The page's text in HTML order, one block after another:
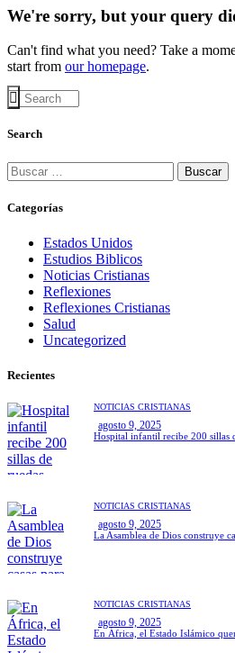
We're sorry, but your query
Can't find what you need? Take a
start from our homepage.
Search
Buscar:
Categorías
Estados Unidos
Estudios Biblicos
Noticias Cristianas
Reflexiones
Reflexiones Cristianas
Salud
Uncategorized
Recientes
NOTICIAS CRISTIANAS
agosto 9, 2025
Hospital infantil recibe 200 sillas
NOTICIAS CRISTIANAS
agosto 9, 2025
La Asamblea de Dios construye
NOTICIAS CRISTIANAS
agosto 9, 2025
En África, el Estado Islámico